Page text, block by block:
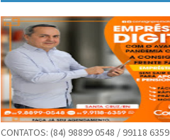
CONTATOS: (84) 98899 0548 / 99118 6359